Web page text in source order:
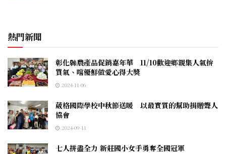
熱門新聞
彰化縣農產品促銷嘉年華 11/10歡迎鄉親集人氣拚
買氣、嚐優鮮做愛心得大獎
2024-11-06
葳格國際學校中秋節送暖 以最實質的幫助捐贈聾人
協會
2024-09-11
七人拼盡全力 新莊國小女手勇奪全國冠軍